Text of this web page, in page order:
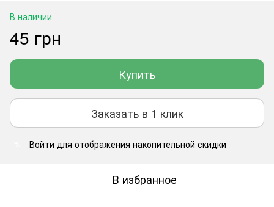
В наличии
45 грн
Купить
Заказать в 1 клик
Войти для отображения накопительной скидки
В избранное